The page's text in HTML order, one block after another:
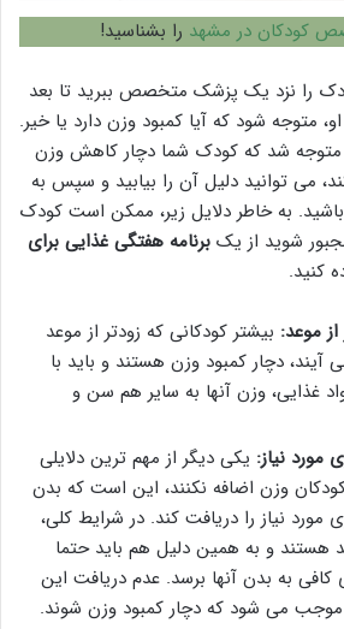
کودکان در مشهد را بشناسید!
را نزد یک پزشک متخصص ببرید تا بعد
متوجه شود که آیا کمبود وزن دارد یا خیر.
شد که کودک شما دچار کاهش وزن
می توانید دلیل آن را بیابید و سپس به
به خاطر دلایل زیر، ممکن است کودک
شوید از یک برنامه هفتگی غذایی برای
کنید.
موعد: بیشتر کودکانی که زودتر از موعد
آیند، دچار کمبود وزن هستند و باید با
غذایی، وزن آنها به سایر هم سن و
مورد نیاز: یکی دیگر از مهم ترین دلایلی
وزن اضافه نکنند، این است که بدن
مورد نیاز را دریافت کند. در شرایط کلی،
هستند و به همین دلیل هم باید حتما
کافی به بدن آنها برسد. عدم دریافت این
می شود که دچار کمبود وزن شوند.